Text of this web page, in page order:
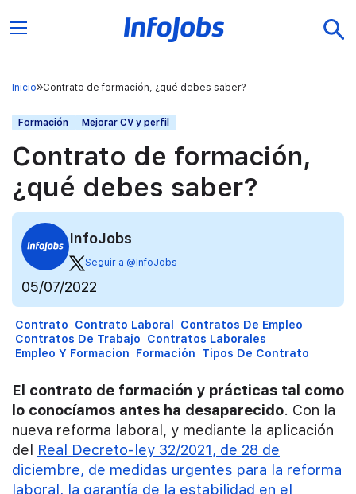
Inicio Contrato de formación, ¿qué debes saber?
Formación Mejorar CV y perfil
Contrato de formación,
¿qué debes saber?
InfoJobs
Seguir a @InfoJobs
05/07/2022
Contrato Contrato Laboral Contratos De Empleo
Contratos De Trabajo Contratos Laborales
Empleo Y Formacion Formación Tipos De Contrato
El contrato de formación y prácticas tal como
lo conocíamos antes ha desaparecido. Con la
nueva reforma laboral, y mediante la aplicación
del Real Decreto-ley 32/2021, de 28 de
diciembre, de medidas urgentes para la reforma
laboral, la garantía de la estabilidad en el